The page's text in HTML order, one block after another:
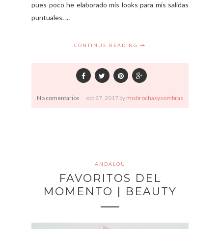
pues poco he elaborado mis looks para mis salidas
puntuales. ...
CONTINUE READING
No comentarios oct27, 2017 by misbrochasysombras
ANDALOU
FAVORITOS DEL
MOMENTO | BEAUTY